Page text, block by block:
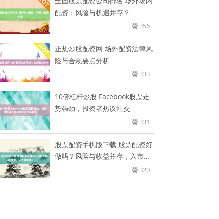
配资：风险与机遇并存？
356
正规炒股配资网 场外配资法律风
险与合规要点分析
333
10倍杠杆炒股 Facebook股票走
势强劲，投资者热议社交
331
股票配资手机版下载 股票配资好
做吗？风险与收益并存，入市需
320